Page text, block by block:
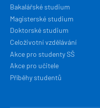
Bakalářské studium
Magisterské studium
Doktorské studium
Celoživotní vzdělávání
Akce pro studenty SŠ
Akce pro učitele
Příběhy studentů